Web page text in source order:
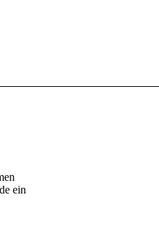
ein